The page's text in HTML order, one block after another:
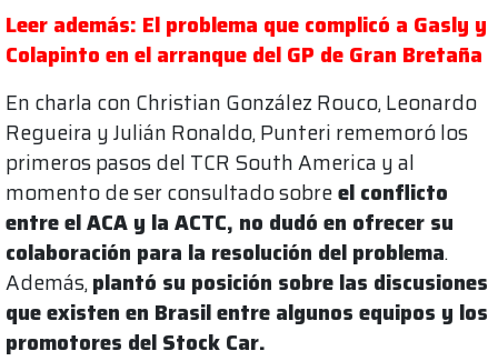
Leer además: El problema que complicó a Gasly y
Colapinto en el arranque del GP de Gran Bretaña
En charla con Christian González Rouco, Leonardo
Regueira y Julián Ronaldo, Punteri rememoró los
primeros pasos del TCR South America y al
momento de ser consultado sobreel conflicto
entre el ACA y la ACTC, no dudó en ofrecer su
colaboración para la resolución del problema.
Además,plantó su posición sobre las discusiones
que existen en Brasil entre algunos equipos y los
promotores del Stock Car.